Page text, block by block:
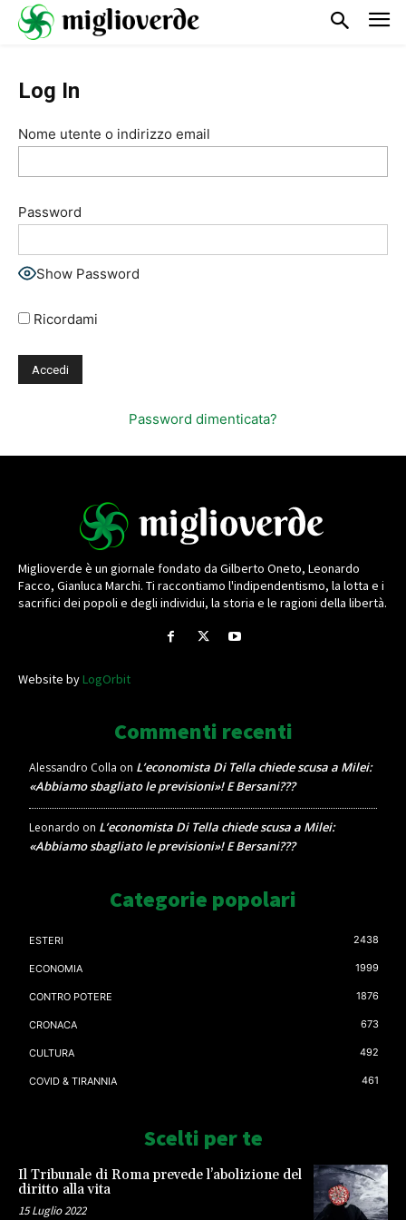
Log In
Nome utente o indirizzo email
Password
Show Password
Ricordami
Password dimenticata?
Miglioverde è un giornale fondato da Gilberto Oneto, Leonardo
Facco, Gianluca Marchi. Ti raccontiamo l'indipendentismo, la lotta e i
sacrifici dei popoli e degli individui, la storia e le ragioni della libertà.
Website byLogOrbit
Commenti recenti
Alessandro Colla on L’economista Di Tella chiede scusa a Milei:
«Abbiamo sbagliato le previsioni»! E Bersani???
Leonardo on L’economista Di Tella chiede scusa a Milei:
«Abbiamo sbagliato le previsioni»! E Bersani???
Categorie popolari
ESTERI 2438
ECONOMIA 1999
CONTRO POTERE 1876
CRONACA 673
CULTURA 492
COVID & TIRANNIA 461
Scelti per te
Il Tribunale di Roma prevede l’abolizione del
diritto alla vita
15 Luglio 2022